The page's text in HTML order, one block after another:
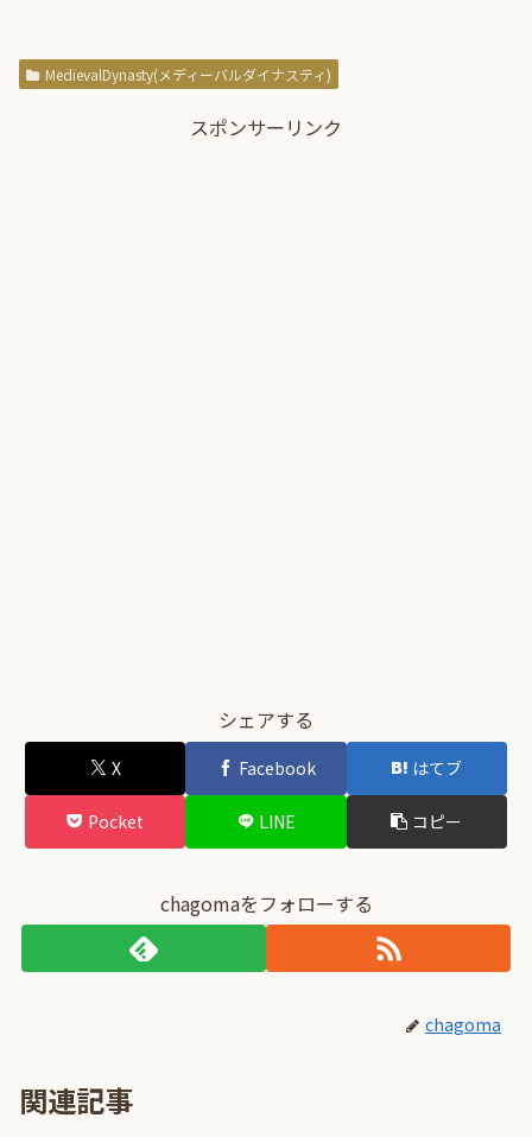
MedievalDynasty(メディーバルダイナスティ)
スポンサーリンク
シェアする
X Facebook はてブ
Pocket LINE コピー
chagomaをフォローする
chagoma
関連記事